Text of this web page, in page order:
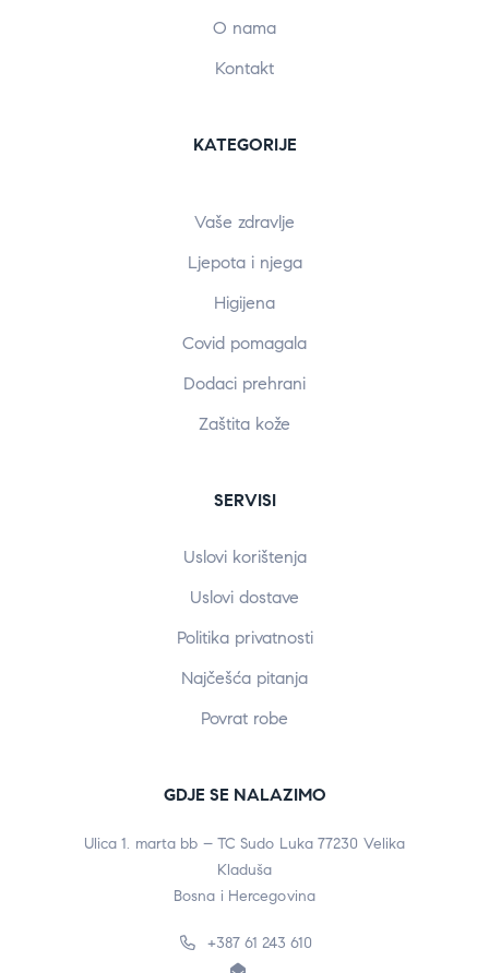
O nama
Kontakt
KATEGORIJE
Vaše zdravlje
Ljepota i njega
Higijena
Covid pomagala
Dodaci prehrani
Zaštita kože
SERVISI
Uslovi korištenja
Uslovi dostave
Politika privatnosti
Najčešća pitanja
Povrat robe
GDJE SE NALAZIMO
Ulica 1. marta bb – TC Sudo Luka 77230 Velika
Kladuša
Bosna i Hercegovina
+387 61 243 610